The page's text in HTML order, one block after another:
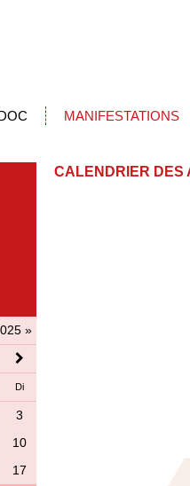
MANIFESTATIONS
»
Di
3
10
17
CALENDRIER DES